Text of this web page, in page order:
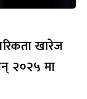
खारेज
२०२५ मा